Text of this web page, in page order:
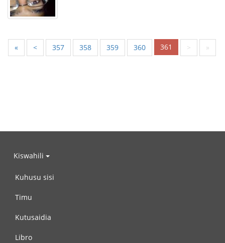
« < 357 358 359 360 361 > »
Kiswahili
Kuhusu sisi
Timu
Kutusaidia
Libro